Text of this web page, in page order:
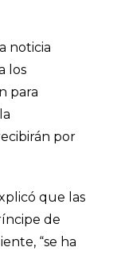
noticia
los
para
por
que las
de
“se ha